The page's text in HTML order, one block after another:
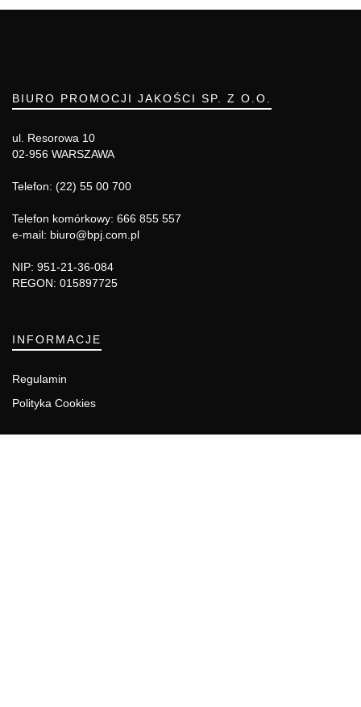
BIURO PROMOCJI JAKOŚCI SP. Z O.O.
ul. Resorowa 10
02-956 WARSZAWA
Telefon: (22) 55 00 700
Telefon komórkowy: 666 855 557
e-mail: biuro@bpj.com.pl
NIP: 951-21-36-084
REGON: 015897725
INFORMACJE
Regulamin
Polityka Cookies